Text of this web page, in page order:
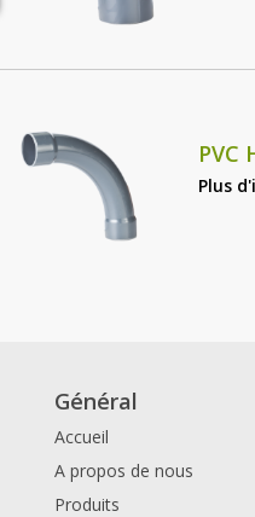
PVC
Plus
Général
Accueil
A propos de nous
Produits